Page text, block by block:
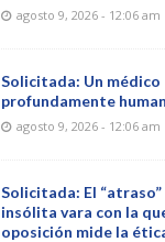
agosto 9, 2026 - 12:06 am
Solicitada: Un médico
profundamente
agosto 9, 2026 - 12:06 am
Solicitada: El “atraso”
insólita vara con la
oposición mide la